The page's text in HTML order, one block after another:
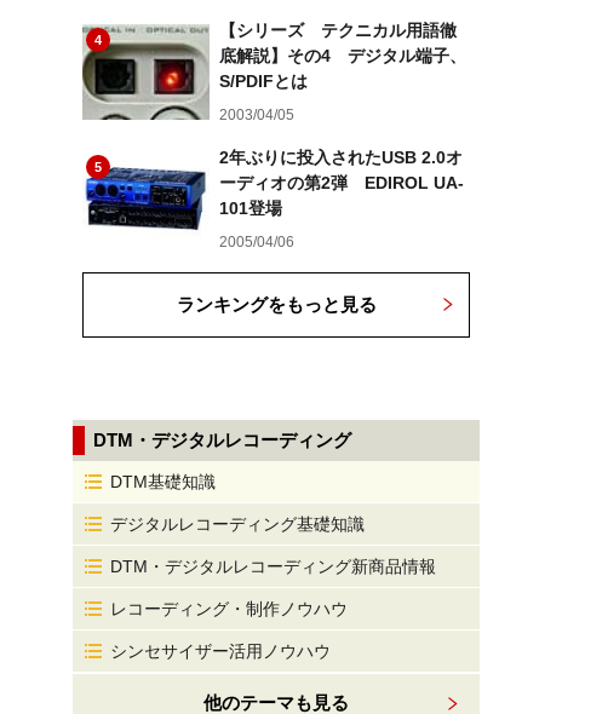
4
【シリーズ テクニカル用語徹
底解説】その4 デジタル端子、
S/PDIFとは
2003/04/05
5
2年ぶりに投入されたUSB 2.0オ
ーディオの第2弾 EDIROL UA-
101登場
2005/04/06
ランキングをもっと見る
DTM・デジタルレコーディング
DTM基礎知識
デジタルレコーディング基礎知識
DTM・デジタルレコーディング新商品情報
レコーディング・制作ノウハウ
シンセサイザー活用ノウハウ
他のテーマも見る